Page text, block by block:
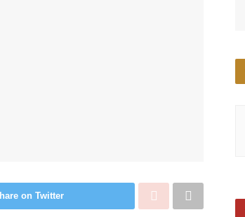
on Twitter